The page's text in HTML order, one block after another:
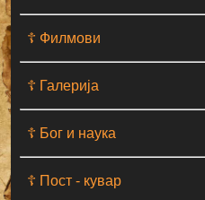
☦ Филмови
☦ Галерија
☦ Бог и наука
☦ Пост - кувар